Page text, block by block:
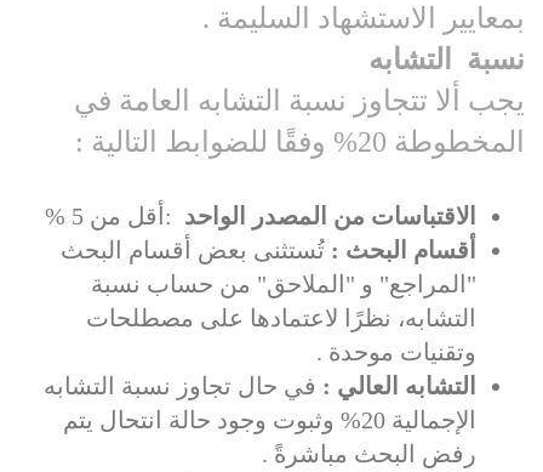
بمعايير الاستشهاد السليمة .
نسبة
التشابه
يجب ألا تتجاوز نسبة التشابه العامة في
المخطوطة 20% وفقًا للضوابط التالية
:
الاقتباسات من المصدر الواحد : أقل من 5
%
أقسام البحث : تُستثنى بعض أقسام البحث
"المراجع" و "الملاحق" من حساب نسبة
التشابه، نظرًا لاعتمادها على مصطلحات
وتقنيات موحدة .
التشابه العالي : في حال تجاوز نسبة التشابه
الإجمالية 20% وثبوت وجود حالة انتحال يتم
رفض البحث مباشرةً .